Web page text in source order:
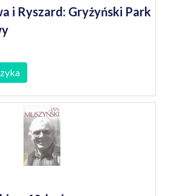
i Ryszard: Gryżyński Park